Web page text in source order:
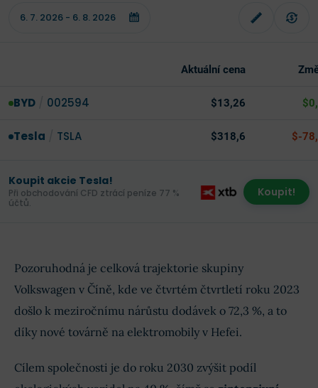
Aktuální cena
BYD 002594 $13,26
Tesla TSLA $318,6 $-
Koupit akcie Tesla!
Při obchodování CFD ztrácí peníze 77 %
účtů.
Koupit!
Pozoruhodná je celková trajektorie skupiny
Volkswagen v Číně, kde ve čtvrtém čtvrtletí roku 2023
došlo k meziročnímu nárůstu dodávek o 72,3 %, a to
díky nové továrně na elektromobily v Hefei.
Cílem společnosti je do roku 2030 zvýšit podíl